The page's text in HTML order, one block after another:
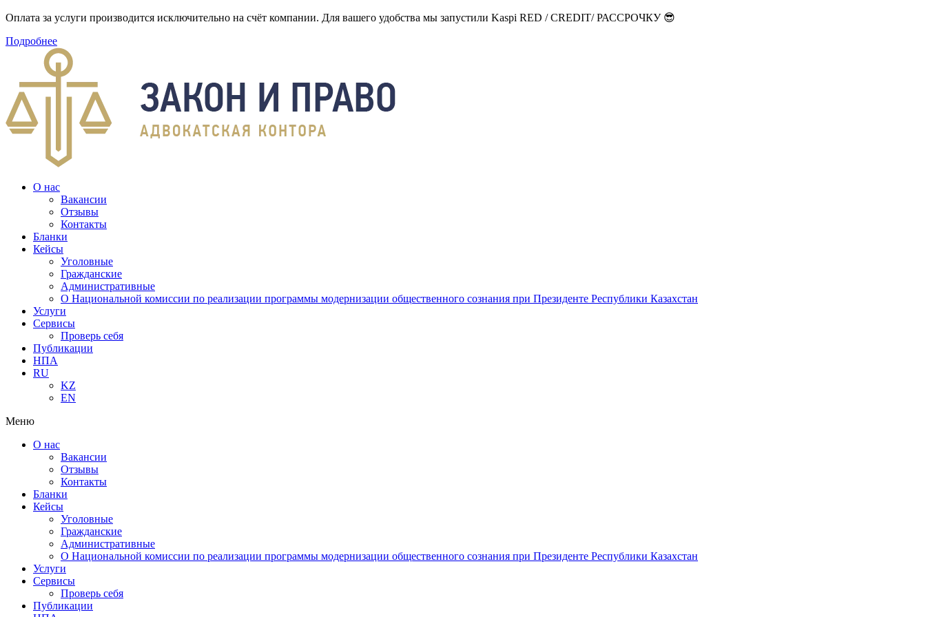
Оплата за услуги производится исключительно на счёт компании. Для вашего удобства мы запустили Kaspi RED / CREDIT/ РАССРОЧКУ 😎
Подробнее
О нас
Вакансии
Отзывы
Контакты
Бланки
Кейсы
Уголовные
Гражданские
Административные
О Национальной комиссии по реализации программы модернизации общественного сознания при Президенте Республики Казахстан
Услуги
Сервисы
Проверь себя
Публикации
НПА
RU
KZ
EN
Меню
О нас
Вакансии
Отзывы
Контакты
Бланки
Кейсы
Уголовные
Гражданские
Административные
О Национальной комиссии по реализации программы модернизации общественного сознания при Президенте Республики Казахстан
Услуги
Сервисы
Проверь себя
Публикации